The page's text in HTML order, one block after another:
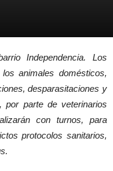
Independencia. Los
animales domésticos,
desparasitaciones y
por parte de veterinarios
con turnos, para
protocolos sanitarios,